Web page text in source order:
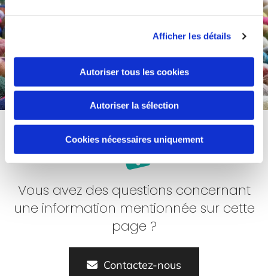
Afficher les détails
Autoriser tous les cookies
Autoriser la sélection
Cookies nécessaires uniquement
Vous avez des questions concernant
une information mentionnée sur cette
page ?
Contactez-nous